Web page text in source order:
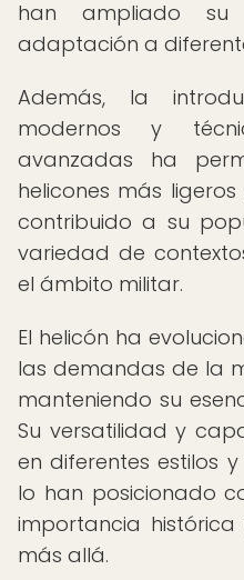
han ampliado
adaptación a
Además, la
modernos y
avanzadas ha
helicones más
contribuido a su
variedad de
el ámbito militar.
El helicón ha
las demandas de la
manteniendo su
Su versatilidad y
en diferentes estilos
lo han posicionado
importancia
más allá.